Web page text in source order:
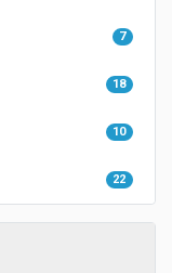
7
18
10
22